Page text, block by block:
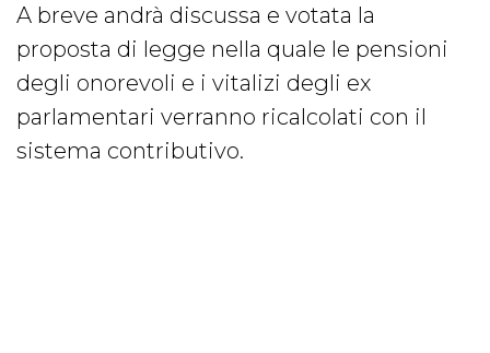
A breve andrà discussa e votata la
proposta di legge nella quale le pensioni
degli onorevoli e i vitalizi degli ex
parlamentari verranno ricalcolati con il
sistema contributivo.